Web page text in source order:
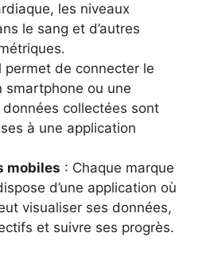
les niveaux
le sang et d’autres
permet de connecter le
smartphone ou une
collectées sont
à une application
mobiles : Chaque marque
d’une application où
visualiser ses données,
et suivre ses progrès.